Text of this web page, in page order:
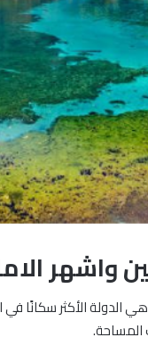
واشهر
المساحة.